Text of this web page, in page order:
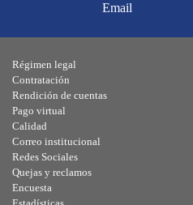
Email
Régimen legal
Contratación
Rendición de cuentas
Pago virtual
Calidad
Correo institucional
Redes Sociales
Quejas y reclamos
Encuesta